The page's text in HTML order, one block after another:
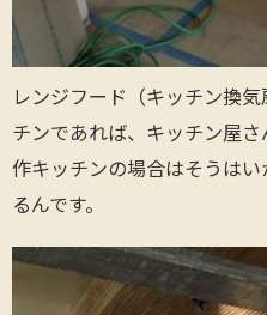
レンジフード（キッチン換
チンであれば、キッチン屋
作キッチンの場合はそうは
るんです。